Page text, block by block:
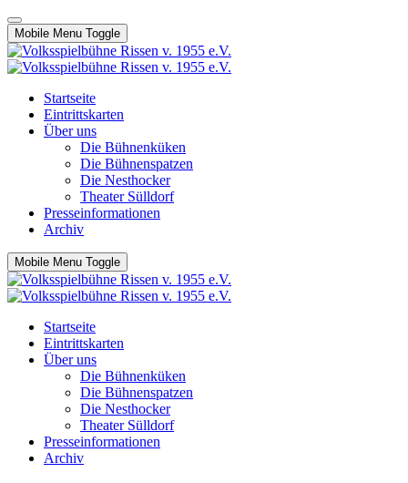
Mobile Menu Toggle
Startseite
Eintrittskarten
Über uns
Die Bühnenküken
Die Bühnenspatzen
Die Nesthocker
Theater Sülldorf
Presseinformationen
Archiv
Mobile Menu Toggle
Startseite
Eintrittskarten
Über uns
Die Bühnenküken
Die Bühnenspatzen
Die Nesthocker
Theater Sülldorf
Presseinformationen
Archiv